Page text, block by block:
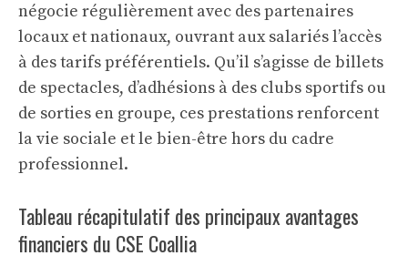
négocie régulièrement avec des partenaires
locaux et nationaux, ouvrant aux salariés l’accès
à des tarifs préférentiels. Qu’il s’agisse de billets
de spectacles, d’adhésions à des clubs sportifs ou
de sorties en groupe, ces prestations renforcent
la vie sociale et le bien-être hors du cadre
professionnel.
Tableau récapitulatif des principaux avantages
financiers du CSE Coallia